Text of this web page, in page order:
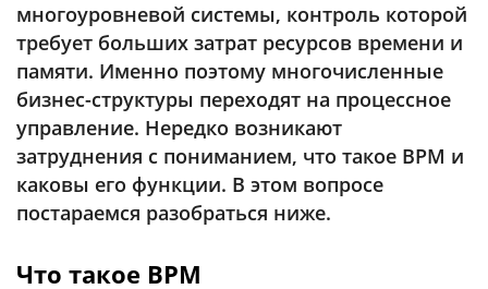
Аналитика
Конференции
Техника
ТВ
Об
Реклама
Max
многоуровневой системы, контроль которой
требует больших затрат ресурсов времени и
памяти. Именно поэтому многочисленные
бизнес-структуры переходят на процессное
управление. Нередко возникают
затруднения с пониманием, что такое BPM и
каковы его функции. В этом вопросе
постараемся разобраться ниже.
Что такое BPM